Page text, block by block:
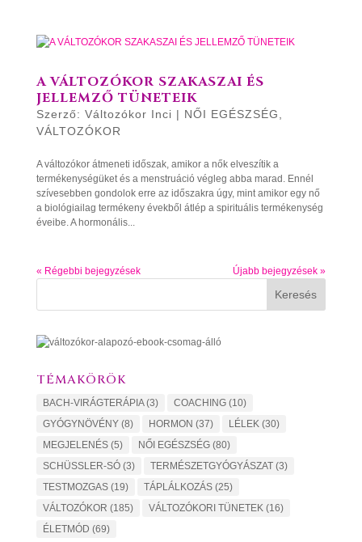
A VÁLTOZÓKOR SZAKASZAI ÉS
JELLEMZŐ TÜNETEIK
Szerző: Változókor Inci | NŐI EGÉSZSÉG
VÁLTOZÓKOR
A változókor átmeneti időszak, amikor a nők elveszítik a
termékenységüket és a menstruáció végleg abba marad. Ennél
szívesebben gondolok erre az időszakra úgy, mint amikor egy nő
a biológiailag termékeny évekből átlép a spirituális termékenység
éveibe. A hormonális...
« Régebbi bejegyzések Újabb bejegyzések »
Keresés
TÉMAKÖRÖK
BACH-VIRÁGTERÁPIA(3) COACHING(10)
GYÓGYNÖVÉNY(8) HORMON (37) LÉLEK(30)
MEGJELENÉS(5) NŐI EGÉSZSÉG(80)
SCHÜSSLER-SÓ(3) TERMÉSZETGYÓGYÁSZAT(3)
TESTMOZGAS(19) TÁPLÁLKOZÁS(25)
VÁLTOZÓKOR (185) VÁLTOZÓKORI TÜNETEK(16)
ÉLETMÓD (69)